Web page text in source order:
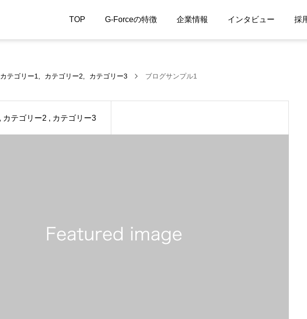
TOP G-Forceの特徴 企業情報 インタビュー 採
カテゴリー1 カテゴリー2 カテゴリー3 ブログサンプル1
カテゴリー2 カテゴリー3